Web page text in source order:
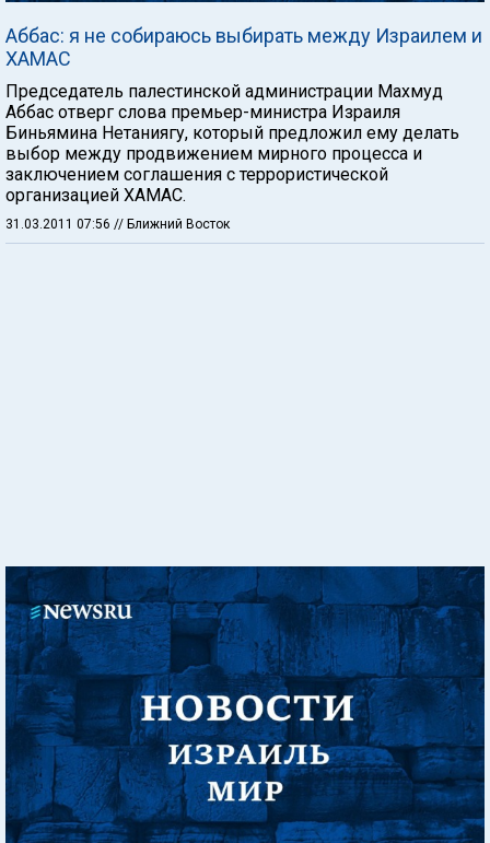
Аббас: я не собираюсь выбирать между Израилем и
ХАМАС
Председатель палестинской администрации Махмуд
Аббас отверг слова премьер-министра Израиля
Биньямина Нетаниягу, который предложил ему делать
выбор между продвижением мирного процесса и
заключением соглашения с террористической
организацией ХАМАС.
31.03.2011 07:56 // Ближний Восток